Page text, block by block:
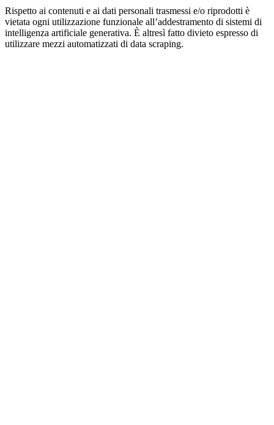
Rispetto ai contenuti e ai dati personali trasmessi e/o riprodotti è
vietata ogni utilizzazione funzionale all’addestramento di sistemi di
intelligenza artificiale generativa. È altresì fatto divieto espresso di
utilizzare mezzi automatizzati di data scraping.